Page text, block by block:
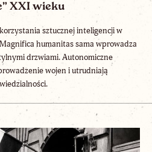
XXI wieku
sztucznej inteligencji w
humanitas sama wprowadza
drzwiami. Autonomiczne
wojen i utrudniają